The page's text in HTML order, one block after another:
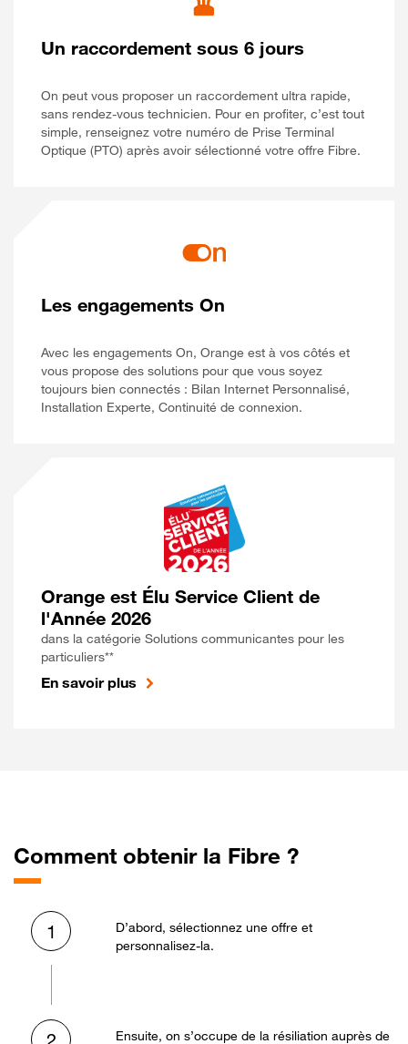
Un raccordement sous 6 jours
On peut vous proposer un raccordement ultra rapide,
sans rendez-vous technicien. Pour en profiter, c’est tout
simple, renseignez votre numéro de Prise Terminal
Optique (PTO) après avoir sélectionné votre offre Fibre.
Les engagements On
Avec les engagements On, Orange est à vos côtés et
vous propose des solutions pour que vous soyez
toujours bien connectés : Bilan Internet Personnalisé,
Installation Experte, Continuité de connexion.
Orange est Élu Service Client de
l'Année 2026
dans la catégorie Solutions communicantes pour les
particuliers**
En savoir plus
Comment obtenir la Fibre ?
1
D’abord, sélectionnez une offre et
personnalisez-la.
Ensuite, on s’occupe de la résiliation auprès de